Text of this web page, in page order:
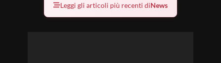
Leggi gli articoli più recenti diNews